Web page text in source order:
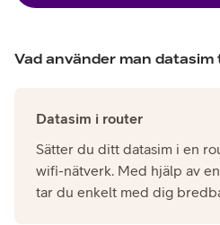
Vad använder man datasim
Datasim i router
Sätter du ditt datasim i en
wifi-nätverk. Med hjälp av
tar du enkelt med dig